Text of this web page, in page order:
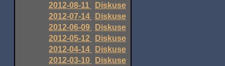
2012-08-11
Diskuse
2012-07-14
Diskuse
2012-06-09
Diskuse
2012-05-12
Diskuse
2012-04-14
Diskuse
2012-03-10
Diskuse